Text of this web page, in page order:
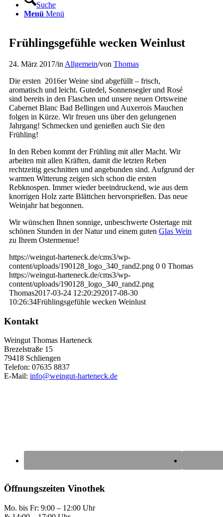
Suche
Menü Menü
Frühlingsgefühle wecken Weinlust
24. März 2017/in Allgemein/von Thomas
Die ersten 2016er Weine sind abgefüllt – frisch,
aromatisch und leicht. Gutedel, Sonnensegler und Rosé
sind bereits in den Flaschen und unsere neuen Ortsweine
Cabernet Blanc Bad Bellingen und Auxerrois Mauchen
folgen in Kürze. Wir freuen uns über den gelungenen
Jahrgang! Schmecken und genießen auch Sie den
Frühling!
In den Reben kommt der Frühling mit aller Macht. Wir
arbeiten mit allen Kräften, damit die letzten Reben
rechtzeitig geschnitten und angebunden sind. Aufgrund der
warmen Witterung zeigen sich schon die ersten
Rebknospen. Immer wieder beeindruckend, wie aus dem
knorrigen Holz zarte Blättchen hervorsprießen. Das neue
Weinjahr hat begonnen.
Wir wünschen Ihnen sonnige, unbeschwerte Ostertage mit
schönen Stunden in der Natur und einem guten Glas Wein
zu Ihrem Ostermenue!
https://weingut-harteneck.de/cms3/wp-
content/uploads/190128_logo_340_rand2.png 0 0 Thomas
https://weingut-harteneck.de/cms3/wp-
content/uploads/190128_logo_340_rand2.png
Thomas2017-03-24 12:20:292017-08-30
10:26:34Frühlingsgefühle wecken Weinlust
Kontakt
Weingut Thomas Harteneck
Brezelstraße 15
79418 Schliengen
Telefon: 07635 8837
E-Mail: info@weingut-harteneck.de
Öffnungszeiten Vinothek
Mo. bis Fr: 9:00 – 12:00 Uhr